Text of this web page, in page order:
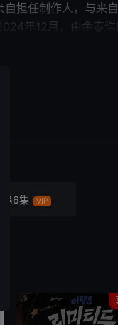
任制作人 ，与来
PD和权志
艺《Good Day》发布
第6集 VIP